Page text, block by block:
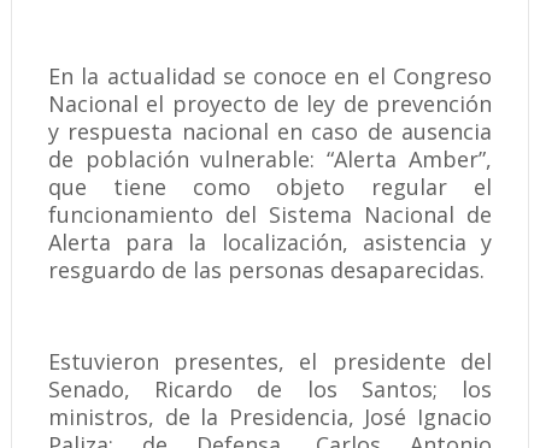
En la actualidad se conoce en el Congreso
Nacional el proyecto de ley de prevención
y respuesta nacional en caso de ausencia
de población vulnerable: “Alerta Amber”,
que tiene como objeto regular el
funcionamiento del Sistema Nacional de
Alerta para la localización, asistencia y
resguardo de las personas desaparecidas.
Estuvieron presentes, el presidente del
Senado, Ricardo de los Santos; los
ministros, de la Presidencia, José Ignacio